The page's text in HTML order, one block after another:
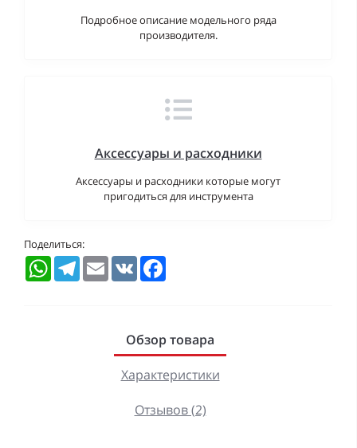
Подробное описание модельного ряда
производителя.
Аксессуары и расходники
Аксессуары и расходники которые могут
пригодиться для инструмента
Поделиться:
WhatsAppTelegramEmail VK
Обзор товара
Характеристики
Отзывов (2)